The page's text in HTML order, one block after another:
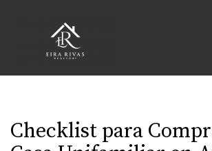
Checklist para